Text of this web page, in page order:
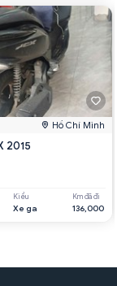
Hồ Chí Minh
2015
Kiểu
Xe ga
Km đã đi
136,000